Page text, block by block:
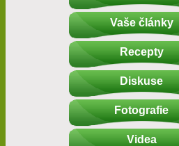
Vaše články
Recepty
Diskuse
Fotografie
Videa